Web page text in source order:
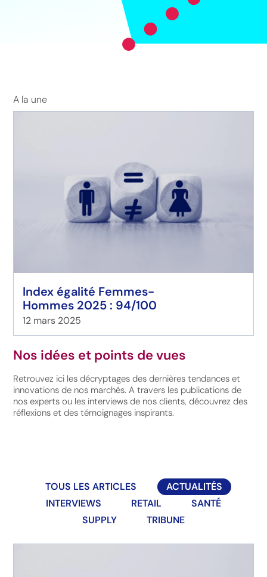
A la une
Index égalité Femmes-
Hommes 2025 : 94/100
12 mars 2025
Nos idées et points de vues
Retrouvez ici les décryptages des dernières tendances et
innovations de nos marchés. A travers les publications de
nos experts ou les interviews de nos clients, découvrez des
réflexions et des témoignages inspirants.
TOUS LES ARTICLES
ACTUALITÉS
INTERVIEWS
RETAIL
SANTÉ
SUPPLY
TRIBUNE